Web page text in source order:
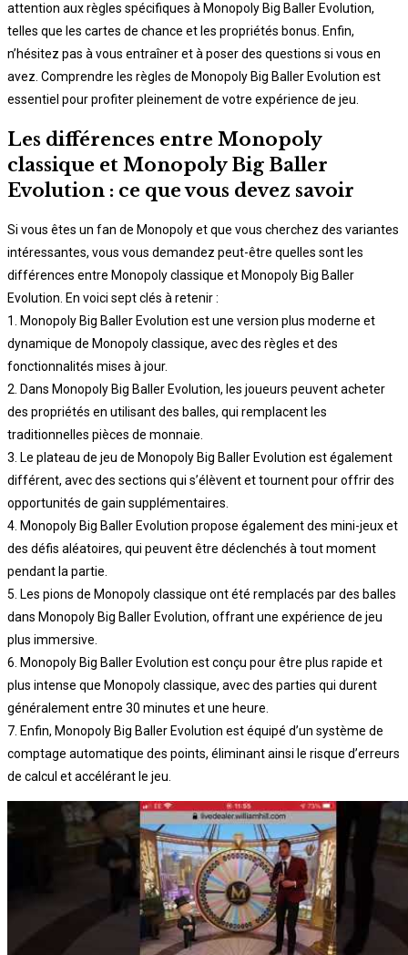
attention aux règles spécifiques à Monopoly Big Baller Evolution,
telles que les cartes de chance et les propriétés bonus. Enfin,
n’hésitez pas à vous entraîner et à poser des questions si vous en
avez. Comprendre les règles de Monopoly Big Baller Evolution est
essentiel pour profiter pleinement de votre expérience de jeu.
Les différences entre Monopoly
classique et Monopoly Big Baller
Evolution : ce que vous devez savoir
Si vous êtes un fan de Monopoly et que vous cherchez des variantes
intéressantes, vous vous demandez peut-être quelles sont les
différences entre Monopoly classique et Monopoly Big Baller
Evolution. En voici sept clés à retenir :
1. Monopoly Big Baller Evolution est une version plus moderne et
dynamique de Monopoly classique, avec des règles et des
fonctionnalités mises à jour.
2. Dans Monopoly Big Baller Evolution, les joueurs peuvent acheter
des propriétés en utilisant des balles, qui remplacent les
traditionnelles pièces de monnaie.
3. Le plateau de jeu de Monopoly Big Baller Evolution est également
différent, avec des sections qui s’élèvent et tournent pour offrir des
opportunités de gain supplémentaires.
4. Monopoly Big Baller Evolution propose également des mini-jeux et
des défis aléatoires, qui peuvent être déclenchés à tout moment
pendant la partie.
5. Les pions de Monopoly classique ont été remplacés par des balles
dans Monopoly Big Baller Evolution, offrant une expérience de jeu
plus immersive.
6. Monopoly Big Baller Evolution est conçu pour être plus rapide et
plus intense que Monopoly classique, avec des parties qui durent
généralement entre 30 minutes et une heure.
7. Enfin, Monopoly Big Baller Evolution est équipé d’un système de
comptage automatique des points, éliminant ainsi le risque d’erreurs
de calcul et accélérant le jeu.